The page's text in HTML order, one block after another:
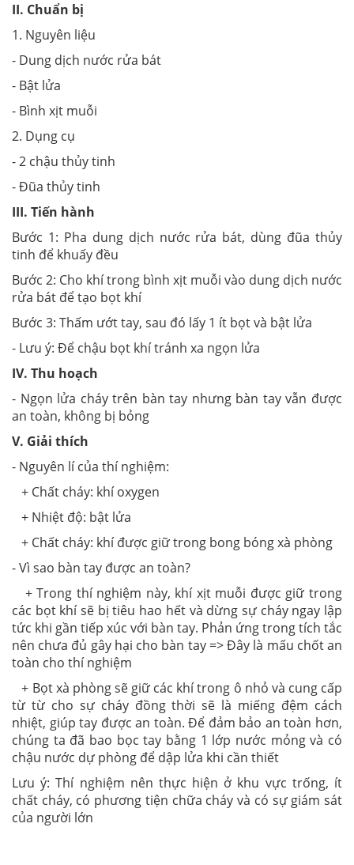
II. Chuẩn bị
1. Nguyên liệu
- Dung dịch nước rửa bát
- Bật lửa
- Bình xịt muỗi
2. Dụng cụ
- 2 chậu thủy tinh
- Đũa thủy tinh
III. Tiến hành
Bước 1: Pha dung dịch nước rửa bát, dùng đũa thủy
tinh để khuấy đều
Bước 2: Cho khí trong bình xịt muỗi vào dung dịch nước
rửa bát để tạo bọt khí
Bước 3: Thấm ướt tay, sau đó lấy 1 ít bọt và bật lửa
- Lưu ý: Để chậu bọt khí tránh xa ngọn lửa
IV. Thu hoạch
- Ngọn lửa cháy trên bàn tay nhưng bàn tay vẫn được
an toàn, không bị bỏng
V. Giải thích
- Nguyên lí của thí nghiệm:
+ Chất cháy: khí oxygen
+ Nhiệt độ: bật lửa
+ Chất cháy: khí được giữ trong bong bóng xà phòng
- Vì sao bàn tay được an toàn?
+ Trong thí nghiệm này, khí xịt muỗi được giữ trong
các bọt khí sẽ bị tiêu hao hết và dừng sự cháy ngay lập
tức khi gần tiếp xúc với bàn tay. Phản ứng trong tích tắc
nên chưa đủ gây hại cho bàn tay => Đây là mấu chốt an
toàn cho thí nghiệm
+ Bọt xà phòng sẽ giữ các khí trong ô nhỏ và cung cấp
từ từ cho sự cháy đồng thời sẽ là miếng đệm cách
nhiệt, giúp tay được an toàn. Để đảm bảo an toàn hơn,
chúng ta đã bao bọc tay bằng 1 lớp nước mỏng và có
chậu nước dự phòng để dập lửa khi cần thiết
Lưu ý: Thí nghiệm nên thực hiện ở khu vực trống, ít
chất cháy, có phương tiện chữa cháy và có sự giám sát
của người lớn